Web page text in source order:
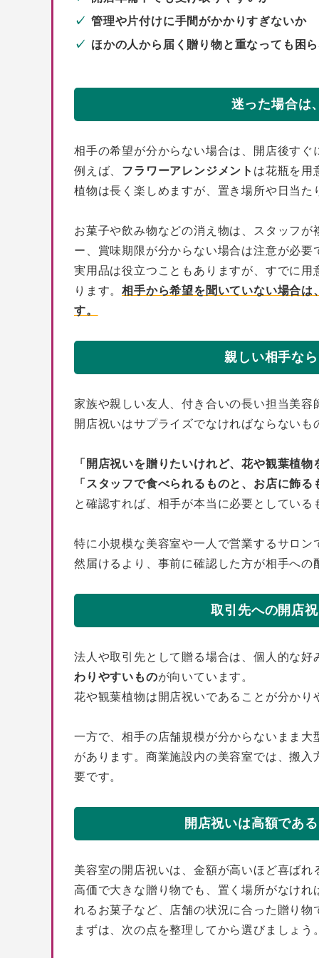
管理や片付けに手間がかかりすぎないか
ほかの人から届く贈り物と重なっても困
迷った場合は
相手の希望が分からない場合は、開店後す
例えば、 フラワーアレンジメント は花瓶を用
植物は長く楽しめますが、置き場所や日当
お菓子や飲み物などの消え物は、スタッフ
ー、賞味期限が分からない場合は注意が必要
実用品は役立つこともありますが、すでに
ります。相手から希望を聞いていない場合
す。
親しい相手な
家族や親しい友人、付き合いの長い担当美
開店祝いはサプライズでなければならないも
「開店祝いを贈りたいけれど、花や観葉植
「スタッフで食べられるものと、お店に飾
と確認すれば、相手が本当に必要としてい
特に小規模な美容室や一人で営業するサロ
然届けるより、事前に確認した方が相手への
取引先への開店
法人や取引先として贈る場合は、個人的な好
わりやすいものが向いています。
花や観葉植物は開店祝いであることが分か
一方で、相手の店舗規模が分からないまま
があります。商業施設内の美容室では、搬
要です。
開店祝いは高額であ
美容室の開店祝いは、金額が高いほど喜ばれ
高価で大きな贈り物でも、置く場所がなけ
れるお菓子など、店舗の状況に合った贈り
まずは、次の点を整理してから選びましょう